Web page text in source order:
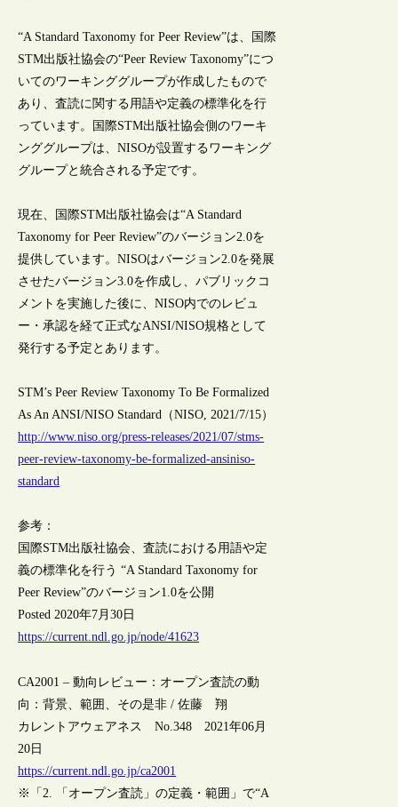
“A Standard Taxonomy for Peer Review”は、国際
STM出版社協会の“Peer Review Taxonomy”につ
いてのワーキンググループが作成したもので
あり、査読に関する用語や定義の標準化を行
っています。国際STM出版社協会側のワーキ
ンググループは、NISOが設置するワーキング
グループと統合される予定です。
現在、国際STM出版社協会は“A Standard
Taxonomy for Peer Review”のバージョン2.0を
提供しています。NISOはバージョン2.0を発展
させたバージョン3.0を作成し、パブリックコ
メントを実施した後に、NISO内でのレビュ
ー・承認を経て正式なANSI/NISO規格として
発行する予定とあります。
STM’s Peer Review Taxonomy To Be Formalized
As An ANSI/NISO Standard（NISO, 2021/7/15）
http://www.niso.org/press-releases/2021/07/stms-
peer-review-taxonomy-be-formalized-ansiniso-
standard
参考：
国際STM出版社協会、査読における用語や定
義の標準化を行う “A Standard Taxonomy for
Peer Review”のバージョン1.0を公開
Posted 2020年7月30日
https://current.ndl.go.jp/node/41623
CA2001 – 動向レビュー：オープン査読の動
向：背景、範囲、その是非 / 佐藤 翔
カレントアウェアネス No.348 2021年06月
20日
https://current.ndl.go.jp/ca2001
※「2. 「オープン査読」の定義・範囲」で“A